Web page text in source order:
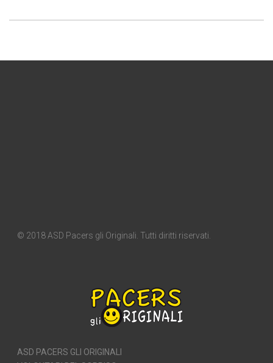
© 2018 ASD Pacers gli Originali. Tutti diritti riservati.
ASD PACERS GLI ORIGINALI